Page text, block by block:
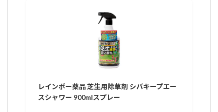
レインボー薬品 芝生用除草剤 シバキープエー
スシャワー 900mlスプレー